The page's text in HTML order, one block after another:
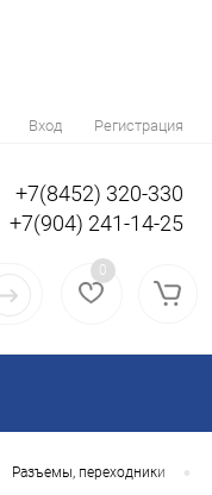
Вход Регистрация
+7(8452) 320-330
+7(904) 241-14-25
0
Разъемы, переходники •